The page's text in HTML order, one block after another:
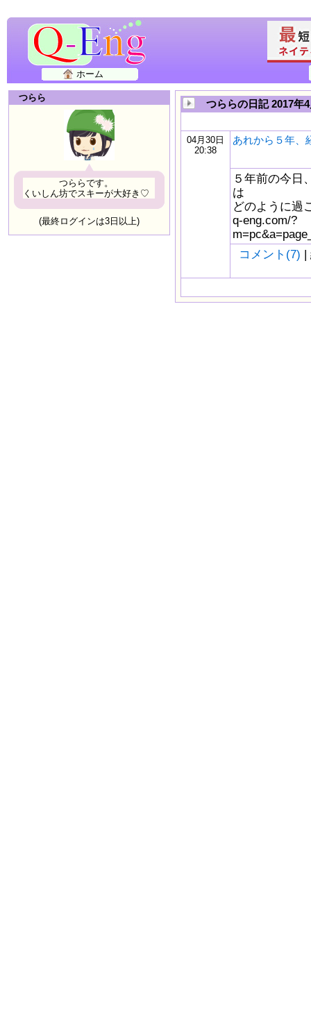
ホーム
つらら
つららです。
くいしん坊でスキーが大好き♡
(最終ログインは3日以上)
つららの日記 2017年
04月30日
20:38
あれから５年、
５年前の今日
は
どのように過
q-eng.com/?
コメント(7) |